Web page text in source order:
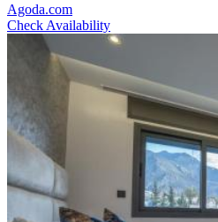
Agoda.com
Check Availability